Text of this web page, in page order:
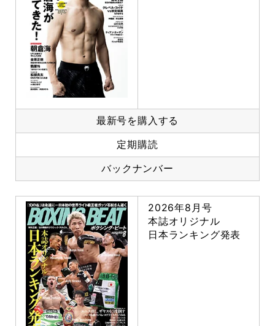
最新号を購入する
定期購読
バックナンバー
2026年8月号
本誌オリジナル
日本ランキング発表